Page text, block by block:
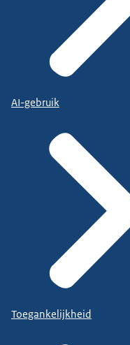
AI-gebruik
Toegankelijkheid